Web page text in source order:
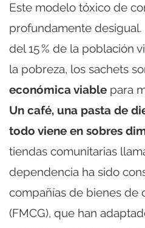
Este modelo tóxico de
profundamente
del 15 % de la población
la pobreza, los sachets
económica viable para
Un café, una pasta de
todo viene en sobres
tiendas comunitarias
dependencia ha sido
compañías de bienes de
(FMCG), que han